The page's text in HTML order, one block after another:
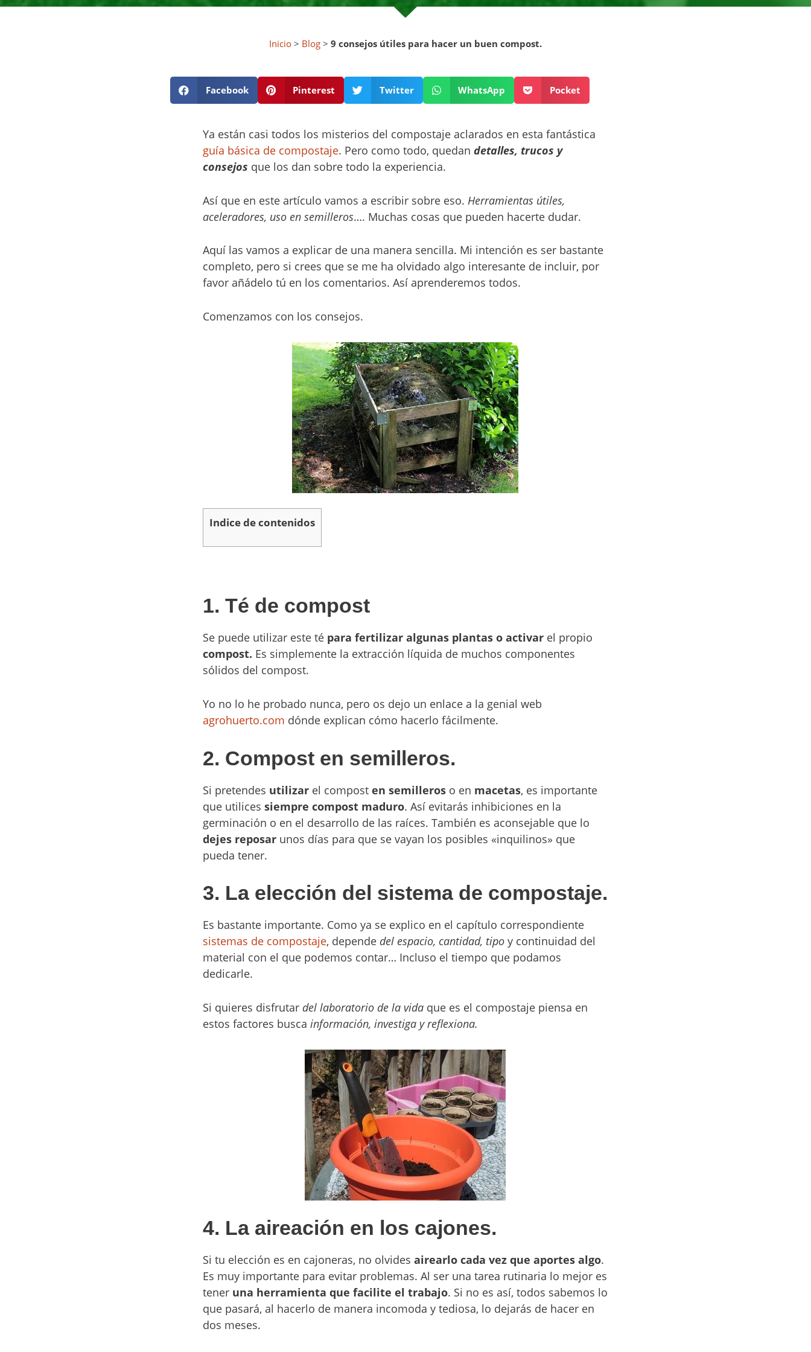
Inicio > Blog > 9 consejos útiles para hacer un buen compost.
Facebook Pinterest Twitter WhatsApp Pocket
Ya están casi todos los misterios del compostaje aclarados en esta fantástica
guía básica de compostaje. Pero como todo, quedan detalles, trucos y
consejos que los dan sobre todo la experiencia.
Así que en este artículo vamos a escribir sobre eso. Herramientas útiles,
aceleradores, uso en semilleros…. Muchas cosas que pueden hacerte dudar.
Aquí las vamos a explicar de una manera sencilla. Mi intención es ser bastante
completo, pero si crees que se me ha olvidado algo interesante de incluir, por
favor añádelo tú en los comentarios. Así aprenderemos todos.
Comenzamos con los consejos.
Indice de contenidos
1. Té de compost
Se puede utilizar este tépara fertilizar algunas plantas o activarel propio
compost. Es simplemente la extracción líquida de muchos componentes
sólidos del compost.
Yo no lo he probado nunca, pero os dejo un enlace a la genial web
agrohuerto.com dónde explican cómo hacerlo fácilmente.
2. Compost en semilleros.
Si pretendes utilizarel composten semilleroso en macetas, es importante
que utilices siempre compost maduro. Así evitarás inhibiciones en la
germinación o en el desarrollo de las raíces. También es aconsejable que lo
dejes reposarunos días para que se vayan los posibles «inquilinos» que
pueda tener.
3. La elección del sistema de compostaje.
Es bastante importante. Como ya se explico en el capítulo correspondiente
sistemas de compostaje, depende del espacio, cantidad, tipoy continuidad del
material con el que podemos contar… Incluso el tiempo que podamos
dedicarle.
Si quieres disfrutar del laboratorio de la vidaque es el compostaje piensa en
estos factores busca información, investiga y reflexiona.
4. La aireación en los cajones.
Si tu elección es en cajoneras, no olvides airearlo cada vez que aportes algo.
Es muy importante para evitar problemas. Al ser una tarea rutinaria lo mejor es
teneruna herramienta que facilite el trabajo. Si no es así, todos sabemos lo
que pasará, al hacerlo de manera incomoda y tediosa, lo dejarás de hacer en
dos meses.